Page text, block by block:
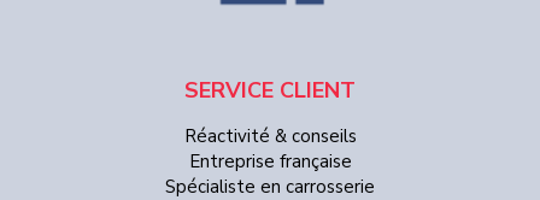
SERVICE CLIENT
Réactivité & conseils
Entreprise française
Spécialiste en carrosserie